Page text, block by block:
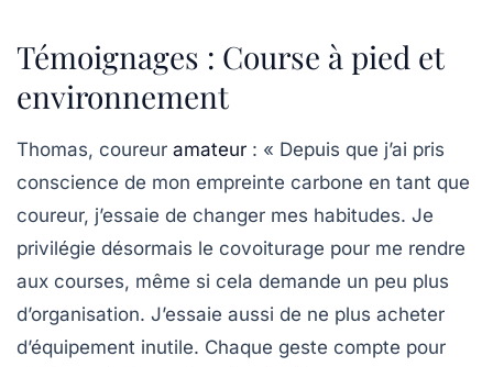
Témoignages : Course à pied et
environnement
Thomas, coureur amateur : « Depuis que j’ai pris
conscience de mon empreinte carbone en tant que
coureur, j’essaie de changer mes habitudes. Je
privilégie désormais le covoiturage pour me rendre
aux courses, même si cela demande un peu plus
d’organisation. J’essaie aussi de ne plus acheter
d’équipement inutile. Chaque geste compte pour